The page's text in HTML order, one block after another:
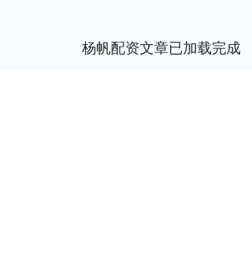
杨帆配资文章已加载完成